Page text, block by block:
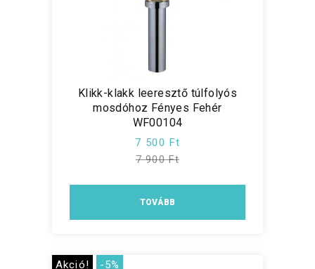
Klikk-klakk leeresztő túlfolyós
mosdóhoz Fényes Fehér
WF00104
7 500 Ft
7 900 Ft
TOVÁBB
Akció! -5%